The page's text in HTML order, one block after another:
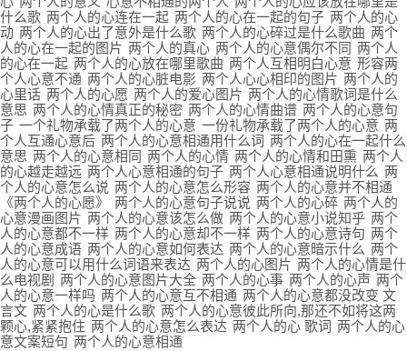
什么歌 两个人的心连在一起 两个人的心在一起的句子 两个人的心
动 两个人的心出了意外是什么歌 两个人的心碎过是什么歌曲 两个
人的心在一起的图片 两个人的真心 两个人的心意偶尔不同 两个人
的心在一起 两个人的心放在哪里歌曲 两个人互相明白心意 形容两
个人心意不通 两个人的心脏电影 两个人心心相印的图片 两个人的
心里话 两个人的心愿 两个人的爱心图片 两个人的心情歌词是什么
意思 两个人的心情真正的秘密 两个人的心情曲谱 两个人的心意句
子 一个礼物承载了两个人的心意 一份礼物承载了两个人的心意 两
个人互通心意后 两个人的心意相通用什么词 两个人的心在一起什么
意思 两个人的心意相同 两个人的心情 两个人的心情和田熏 两个人
的心越走越远 两个人心意相通的句子 两个人心意相通说明什么 两
个人的心意怎么说 两个人的心意怎么形容 两个人的心意并不相通
《两个人的心愿》
两个人的心意句子说说 两个人的心碎 两个人的
心意漫画图片 两个人的心意该怎么做 两个人的心意小说知乎 两个
人的心意都不一样 两个人的心意却不一样 两个人的心意诗句 两个
人的心意成语 两个人的心意如何表达 两个人的心意暗示什么 两个
人的心意可以用什么词语来表达 两个人的心图片 两个人的心情是什
么电视剧
两个人的心意图片大全 两个人的心事 两个人的心声 两个
人的心意一样吗 两个人的心意互不相通 两个人的心意都没改变 文
言文 两个人的心是什么歌 两个人的心意彼此所向,那还不如将这两
颗心,紧紧抱住 两个人的心意怎么表达 两个人的心 歌词 两个人的心
意文案短句 两个人的心意相通